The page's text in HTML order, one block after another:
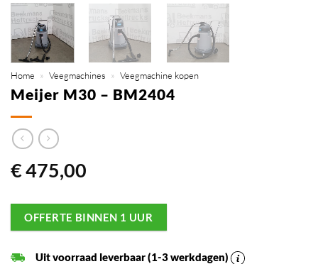
Home » Veegmachines » Veegmachine kopen
Meijer M30 – BM2404
€475,00
OFFERTE BINNEN 1 UUR
Uit voorraad leverbaar (1-3 werkdagen)